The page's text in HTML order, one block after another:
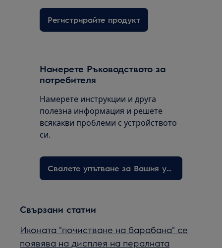
Регистрирайте продукт
Намерете Ръководството за
потребителя
Намерете инструкции и друга
полезна информация и решете
всякакви проблеми с устройството
си.
Свалете упътване за Вашия уред
Свързани статии
Иконата "почистване на барабана" се
появява на дисплея на пералната